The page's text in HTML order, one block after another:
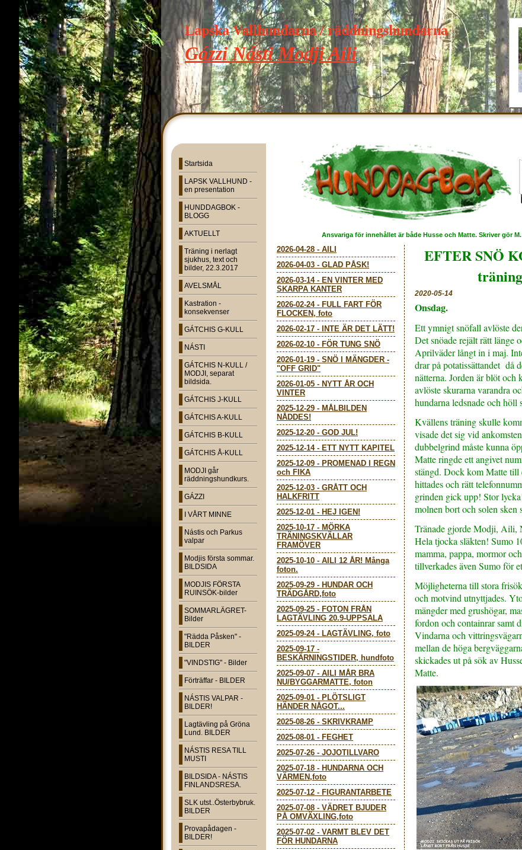
Lapska Vallhundarna / räddningshundarna
Gázzi Násti Modji Aili
Startsida
LAPSK VALLHUND -
en presentation
HUNDDAGBOK -
BLOGG
AKTUELLT
Träning i nerlagt
sjukhus, text och
bilder, 22.3.2017
AVELSMÅL
Kastration -
konsekvenser
GÁTCHIS G-KULL
NÁSTI
GÁTCHIS N-KULL /
MODJI, separat
bildsida.
GÁTCHIS J-KULL
GÁTCHIS A-KULL
GÁTCHIS B-KULL
GÁTCHIS Å-KULL
MODJI går
räddningshundkurs.
GÁZZI
I VÅRT MINNE
Nástis och Parkus
valpar
Modjis första sommar.
BILDSIDA
MODJIS FÖRSTA
RUINSÖK-bilder
SOMMARLÄGRET-
Bilder
"Rädda Påsken" -
BILDER
"VINDSTIG" - Bilder
Förträffar - BILDER
NÁSTIS VALPAR -
BILDER!
Lagtävling på Gröna
Lund. BILDER
NÁSTIS RESA TILL
MUSTI
BILDSIDA - NÁSTIS
FINLANDSRESA.
SLK utst..Österbybruk.
BILDER
Provapådagen -
BILDER!
Ansvariga för innehållet är både Husse och Matte. Skriver gör
2026-04-28 - AILI
2026-04-03 - GLAD PÅSK!
2026-03-14- EN VINTER MED
SKARPA KANTER
2026-02-24- FULL FART FÖR
FLOCKEN, foto
2026-02-17 -
INTE ÄR DET LÄTT!
2026-02-10 - FÖR TUNG SNÖ
2026-01-19 - SNÖ I MÄNGDER -
"OFF GRID"
2026-01-05 - NYTT ÅR OCH
VINTER
2025-12-29 - MÅLBILDEN
NÅDDES!
2025-12-20 - GOD JUL!
2025-12-14- ETT NYTT KAPITEL
2025-12-09 - PROMENAD I REGN
och FIKA
2025-12-03 - GRÅTT OCH
HALKFRITT
2025-12-01 - HEJ IGEN!
2025-10-17 - MÖRKA
TRÄNINGSKVÄLLAR
FRAMÖVER
2025-10-10 - AILI 12 ÅR! Många
foton.
2025-09-29 - HUNDAR OCH
TRÄDGÅRD,foto
2025-09-25 - FOTON FRÅN
LAGTÄVLING 20.9-UPPSALA
2025-09-24- LAGTÄVLING, foto
2025-09-17 -
BESKÄRNINGSTIDER, hundfoto
2025-09-07 - AILI MÅR BRA
NU/BYGGARMATTE, foton
2025-09-01 - PLÖTSLIGT
HÄNDER NÅGOT...
2025-08-26 - SKRIVKRAMP
2025-08-01 - FEGHET
2025-07-26 - JOJOTILLVARO
2025-07-18 - HUNDARNA OCH
VÄRMEN,foto
2025-07-12 - FIGURANTARBETE
2025-07-08 - VÄDRET BJUDER
PÅ OMVÄXLING,foto
2025-07-02 - VARMT BLEV DET
FÖR HUNDARNA
EFTER SNÖ
2020-05-14
Onsdag.
Ett ymnigt snöfall avlöste
Det snöade rejält rätt länge
Aprilväder långt in i maj.
drar på potatissättandet då
nätterna. Jorden är blöt och
avlöste skurarna varandra
hundarna ledsnade och höll
Kvällens träning skulle
visade det sig vid
dubbelgrind måste kunna
Matte ringde ett angivet
stängd. Dock kom Matte
hittades och rätt
grinden gick upp! Stor
molnen bort och solen sken
Tränade gjorde Modji, Aili,
Hela tjocka släkten! Sumo
mamma, pappa, mormor
tillverkades även Sumo för
Möjligheterna till stora
och motvind utnyttjades.
mängder med grushögar,
fordon och containrar samt
Vindarna och
mellan de höga
skickades ut på sök av
Matte.